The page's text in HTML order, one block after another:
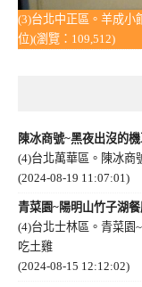
(3)台北中正區。羊成小
位)(瀏覽：109,512)
陳冰商號~黑夜出沒的
(4)台北萬華區。陳冰商
(2024-08-19 11:07:01)
青菜園~陽明山竹子湖
(4)台北士林區。青菜園
吃土雞
(2024-08-15 12:12:02)